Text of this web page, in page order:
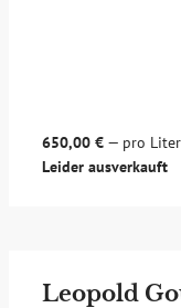
650,00 € — pro Liter
Leider ausverkauft
Leopold